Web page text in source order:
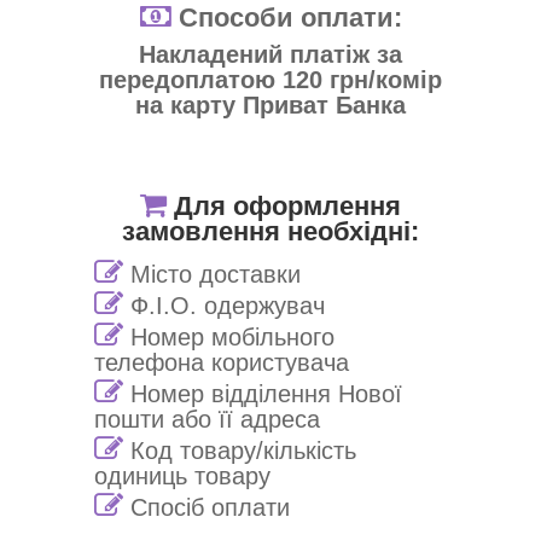
Способи оплати:
Накладений платіж за
передоплатою 120 грн/комір
на карту Приват Банка
Для оформлення
замовлення необхідні:
Місто доставки
Ф.І.О. одержувач
Номер мобільного
телефона користувача
Номер відділення Нової
пошти або її адреса
Код товару/кількість
одиниць товару
Спосіб оплати